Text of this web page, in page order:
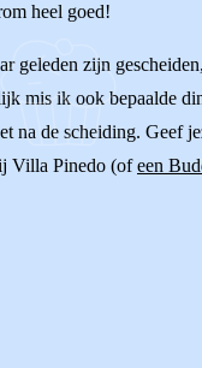
heel goed!
geleden zijn
mis ik ook bepaalde
na de scheiding. Geef
Villa Pinedo (ofeen